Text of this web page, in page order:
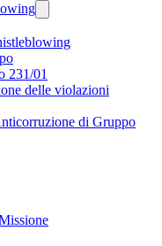
231/01
delle violazioni
di Gruppo